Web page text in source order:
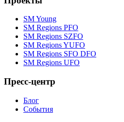
SM Young
SM Regions PFO
SM Regions SZFO
SM Regions YUFO
SM Regions SFO DFO
SM Regions UFO
Пресс-центр
Блог
События